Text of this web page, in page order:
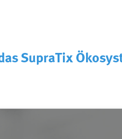
SupraTix